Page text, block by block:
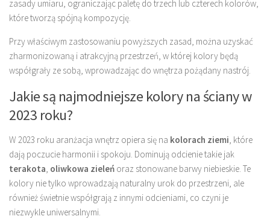
zasady umiaru, ograniczając paletę do trzech lub czterech kolorów,
które tworzą spójną kompozycję.
Przy właściwym zastosowaniu powyższych zasad, można uzyskać
zharmonizowaną i atrakcyjną przestrzeń, w której kolory będą
współgrały ze sobą, wprowadzając do wnętrza pożądany nastrój.
Jakie są najmodniejsze kolory na ściany w
2023 roku?
W 2023 roku aranżacja wnętrz opiera się na kolorach ziemi, które
dają poczucie harmonii i spokoju. Dominują odcienie takie jak
terakota, oliwkowa zieleń oraz stonowane barwy niebieskie. Te
kolory nie tylko wprowadzają naturalny urok do przestrzeni, ale
również świetnie współgrają z innymi odcieniami, co czyni je
niezwykle uniwersalnymi.